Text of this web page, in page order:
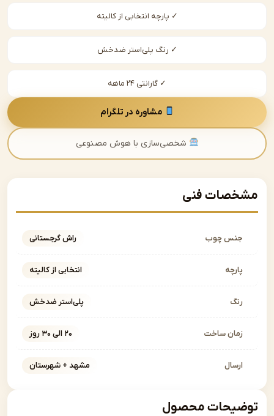
✓ پارچه انتخابی از کالیته
✓ رنگ پلی‌استر ضدخش
مشاوره در تلگرام
شخصی‌سازی با هوش مصنوعی
محصول
فنی
جنس چوب راش گرجستانی
انتخابی از کالیته
پلی‌استر ضدخش
زمان ساخت
مشهد + شهرستان